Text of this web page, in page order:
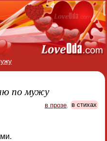
по мужу
в прозе, в стихах